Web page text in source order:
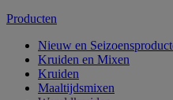
Producten
Nieuw en
Kruiden en Mixen
Kruiden
Maaltijdsmixen